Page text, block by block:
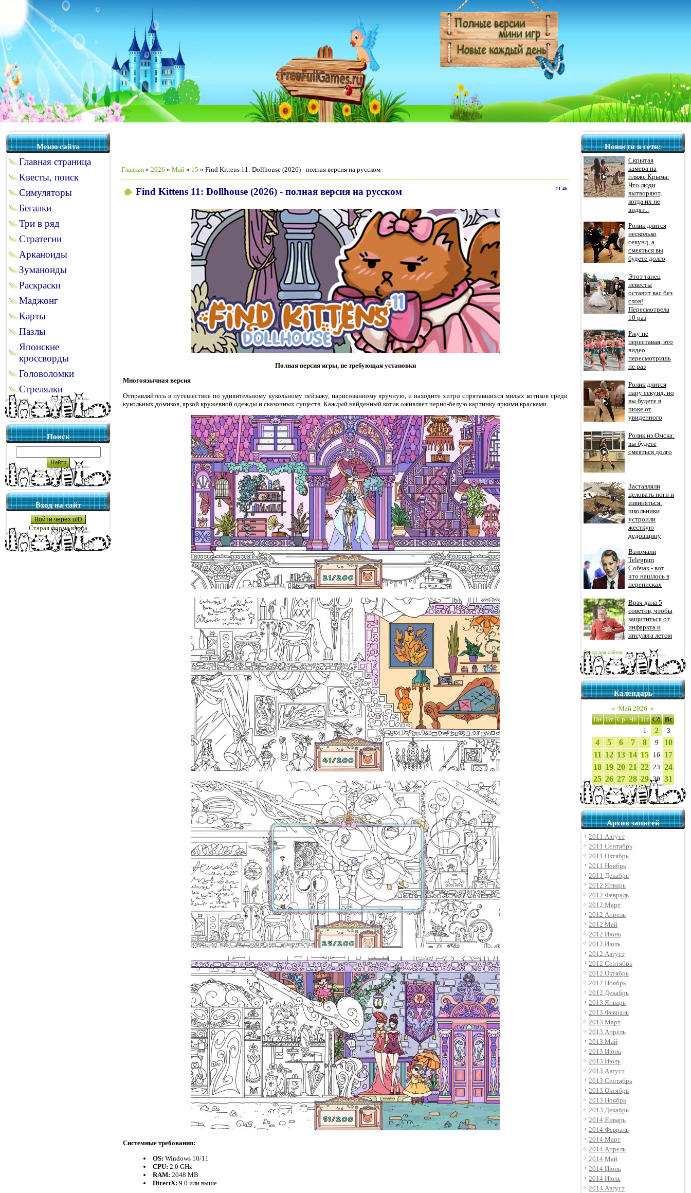
Меню сайта
Главная страница
Квесты, поиск
Симуляторы
Бегалки
Три в ряд
Стратегии
Арканоиды
Зуманоиды
Раскраски
Маджонг
Карты
Пазлы
Японские
кроссворды
Головоломки
Стрелялки
Поиск
Вход на сайт
Войти через uID
Старая форма входа
Главная » 2026 » Май » 15 » Find Kittens 11: Dollhouse (2026) - полная версия на русском
11:46
Find Kittens 11: Dollhouse (2026) - полная версия на русском
Полная версия игры, не требующая установки
Многоязычная версия
Отправляйтесь в путешествие по удивительному кукольному пейзажу, нарисованному вручную, и находите хитро спрятавшихся милых котиков среди
кукольных домиков, яркой кружевной одежды и сказочных существ. Каждый найденный котик оживляет черно‑белую картинку яркими красками.
Системные требования:
OS: Windows 10/11
CPU: 2.0 GHz
RAM: 2048 MB
DirectX: 9.0 или выше
Новости в сети:
Скрытая
камера на
пляже Крыма:
Что люди
вытворяют,
когда их не
видят...
Ролик длится
несколько
секунд, а
смеяться вы
будете долго
Этот танец
невесты
оставит вас без
слов!
Пересмотрела
10 раз
Ржу не
переставая, это
видео
пересмотришь
не раз
Ролик длится
пару секунд, но
вы будете в
шоке от
увиденного
Ролик из Омска:
вы будете
смеяться долго
Заставляли
целовать ноги и
извиняться:
школьники
устроили
жесткую
дедовщину
Взломали
Telegram
Собчак - вот
что нашлось в
переписках
Врач дала 5
советов, чтобы
защититься от
инфаркта и
инсульта летом
Доход для сайтов
Календарь
« Май 2026 »
Пн Вт Ср Чт Пт Сб Вс
1
2 3
4 5 6 7 8 9
10
11 12 13 14 15 16
17
18 19 20 21 22 23 24
25 26 27 28 29 30 31
Архив записей
2011 Август
2011 Сентябрь
2011 Октябрь
2011 Ноябрь
2011 Декабрь
2012 Январь
2012 Февраль
2012 Март
2012 Апрель
2012 Май
2012 Июнь
2012 Июль
2012 Август
2012 Сентябрь
2012 Октябрь
2012 Ноябрь
2012 Декабрь
2013 Январь
2013 Февраль
2013 Март
2013 Апрель
2013 Май
2013 Июнь
2013 Июль
2013 Август
2013 Сентябрь
2013 Октябрь
2013 Ноябрь
2013 Декабрь
2014 Январь
2014 Февраль
2014 Март
2014 Апрель
2014 Май
2014 Июнь
2014 Июль
2014 Август